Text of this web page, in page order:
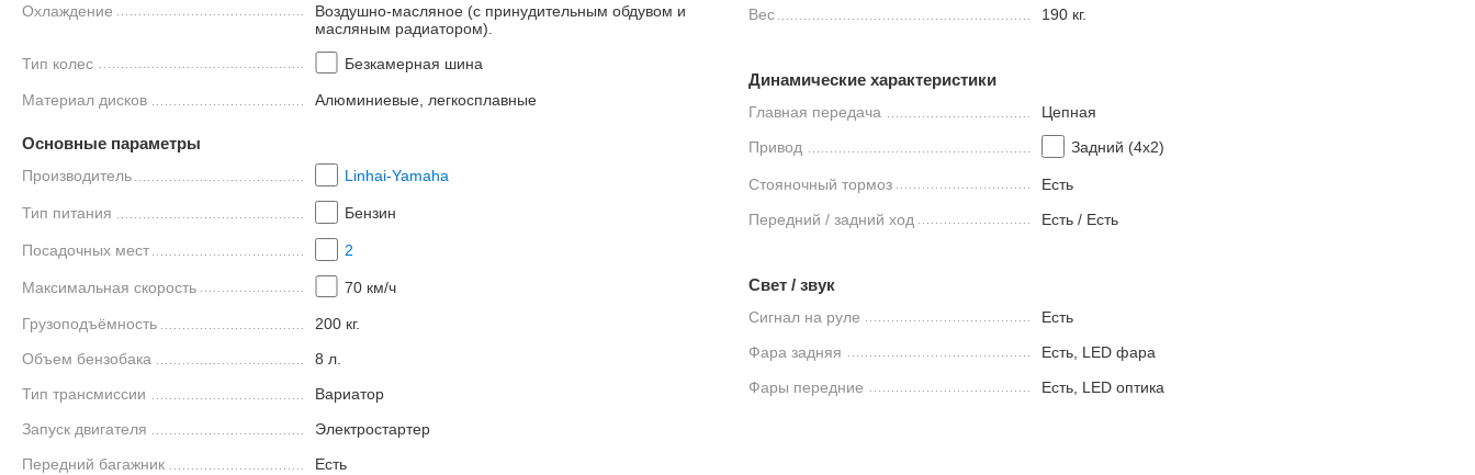
Охлаждение
Воздушно-масляное (с принудительным обдувом и
масляным радиатором).
Тип колес
Безкамерная шина
Материал дисков Алюминиевые, легкосплавные
Основные параметры
Производитель Linhai-Yamaha
Тип питания Бензин
Посадочных мест 2
Максимальная скорость 70 км/ч
Грузоподъёмность
200 кг.
Объем бензобака
8 л.
Тип трансмиссии
Вариатор
Запуск двигателя
Электростартер
Передний багажник
Есть
Вес
190 кг.
Динамические характеристики
Главная передача
Цепная
Привод
Задний (4х2)
Стояночный тормоз
Есть
Передний / задний ход
Есть / Есть
Свет / звук
Сигнал на руле
Есть
Фара задняя
Есть, LED фара
Фары передние
Есть, LED оптика